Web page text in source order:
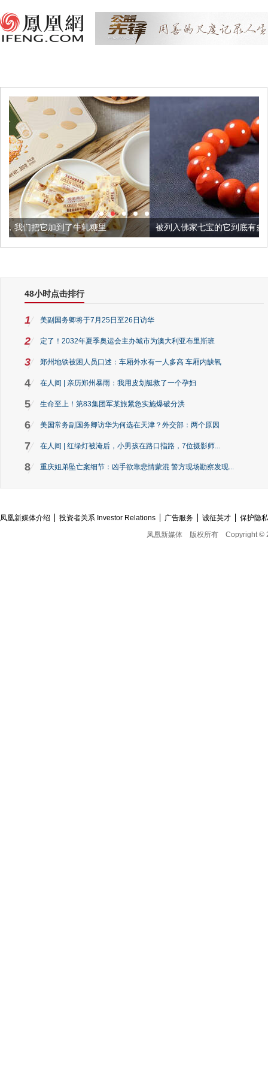
轧糖里 被列入佛家七宝的它到底有多美？
48小时点击排行
1 美副国务卿将于7月25日至26日访华
2 定了！2032年夏季奥运会主办城市为澳大利亚布里斯班
3 郑州地铁被困人员口述：车厢外水有一人多高 车厢内缺氧
4 在人间 | 亲历郑州暴雨：我用皮划艇救了一个孕妇
5 生命至上！第83集团军某旅紧急实施爆破分洪
6 美国常务副国务卿访华为何选在天津？外交部：两个原因
7 在人间 | 红绿灯被淹后，小男孩在路口指路，7位摄影师...
8 重庆姐弟坠亡案细节：凶手欲靠悲情蒙混 警方现场勘察发现...
凤凰新媒体介绍 投资者关系 Investor Relations 广告服务 诚征英才
保护隐
凤凰新媒体
版权所有 Copyright ©